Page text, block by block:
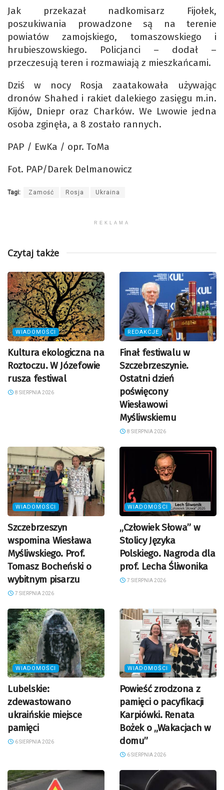
Jak przekazał nadkomisarz Fijołek,
poszukiwania prowadzone są na terenie
powiatów zamojskiego, tomaszowskiego i
hrubieszowskiego. Policjanci – dodał –
przeczesują teren i rozmawiają z mieszkańcami.
Dziś w nocy Rosja zaatakowała używając
dronów Shahed i rakiet dalekiego zasięgu m.in.
Kijów, Dniepr oraz Charków. We Lwowie jedna
osoba zginęła, a 8 zostało rannych.
PAP / EwKa / opr. ToMa
Fot. PAP/Darek Delmanowicz
Tagi: Zamość Rosja Ukraina
REKLAMA
Czytaj także
WIADOMOŚCI
Kultura ekologiczna na
Roztoczu. W Józefowie
rusza festiwal
8 SIERPNIA 2026
REDAKCJE
Finał festiwalu w
Szczebrzeszynie.
Ostatni dzień
poświęcony
Wiesławowi
Myśliwskiemu
8 SIERPNIA 2026
WIADOMOŚCI
Szczebrzeszyn
wspomina Wiesława
Myśliwskiego. Prof.
Tomasz Bocheński o
wybitnym pisarzu
7 SIERPNIA 2026
WIADOMOŚCI
„Człowiek Słowa” w
Stolicy Języka
Polskiego. Nagroda dla
prof. Lecha Śliwonika
7 SIERPNIA 2026
WIADOMOŚCI
Lubelskie:
zdewastowano
ukraińskie miejsce
pamięci
6 SIERPNIA 2026
WIADOMOŚCI
Powieść zrodzona z
pamięci o pacyfikacji
Karpiówki. Renata
Bożek o „Wakacjach w
domu”
6 SIERPNIA 2026